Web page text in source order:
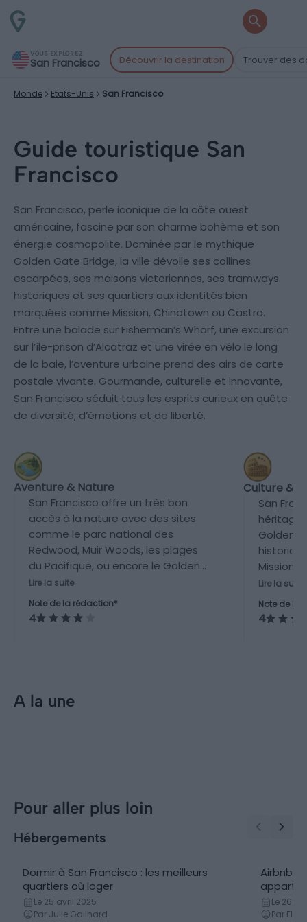
VOUS EXPLOREZ
San Francisco Découvrir la destination Trouver des
Monde Etats-Unis San Francisco
Guide touristique San
Francisco
San Francisco, perle iconique de la côte ouest
américaine, fascine par son charme bohème et son
énergie cosmopolite. Dominée par le mythique
Golden Gate Bridge, la ville dévoile ses collines
escarpées, ses maisons victoriennes, ses tramways
historiques et ses quartiers aux identités bien
marquées comme Mission, Chinatown ou Castro.
Entre une balade sur Fisherman’s Wharf, une excursion
sur l’île-prison d’Alcatraz et une virée en vélo le long
de la baie, l’aventure urbaine prend des airs de carte
postale vivante. Gourmande, culturelle et innovante,
San Francisco séduit tous les esprits curieux en quête
de diversité, d’émotions et de liberté.
Aventure & Nature
San Francisco offre un très bon
accès à la nature avec des sites
comme le parc national des
Redwood, Muir Woods, les plages
du Pacifique, ou encore le Golden
Gate Park. Les possibilités de
randonnées, balades à vélo, kayak
dans la baie et escapades dans les
Lire la suite
Note de la rédaction*
4
Culture &
San
héritage
Golden
Mission
musées
of
Lire la suite
Note de la
4
A la une
Pour aller plus loin
Hébergements
Conseils logement
Dormir à San Francisco : les meilleurs
quartiers où loger
Le 25 avril 2025
Par Julie Gailhard
Airbnb
Le 26
Par